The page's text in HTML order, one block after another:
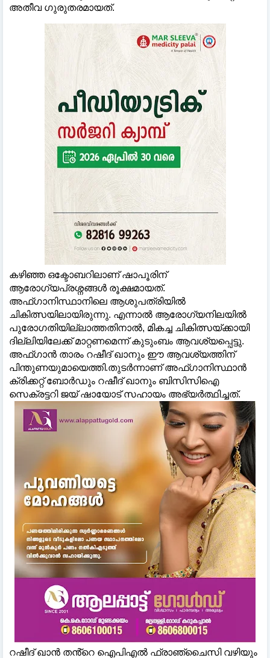
അതീവ ഗുരുതരമായത്.
കഴിഞ്ഞ ഒക്ടോബറിലാണ് ഷാപൂരിന്
ആരോഗ്യപ്രശ്നങ്ങള്‍ രൂക്ഷമായത്.
അഫ്ഗാനിസ്ഥാനിലെ ആശുപത്രിയില്‍
ചികിത്സയിലായിരുന്നു. എന്നാല്‍ ആരോഗ്യനിലയില്‍
പുരോഗതിയില്ലാത്തതിനാല്‍, മികച്ച ചികിത്സയ്ക്കായി
ദില്ലിയിലേക്ക് മാറ്റണമെന്ന് കുടുംബം ആവശ്യപ്പെട്ടു.
അഫ്ഗാൻ താരം റഷീദ് ഖാനും ഈ ആവശ്യത്തിന്
പിന്തുണയുമായെത്തി.തുടർന്നാണ് അഫ്ഗാനിസ്ഥാൻ
ക്രിക്കറ്റ് ബോർഡും റഷീദ് ഖാനും ബിസിസിഐ
സെക്രട്ടറി ജയ് ഷായോട് സഹായം അഭ്യർത്ഥിച്ചത്.
റഷീദ് ഖാൻ തൻ്റെ ഐപിഎല്‍ ഫ്രാഞ്ചൈസി വഴിയും